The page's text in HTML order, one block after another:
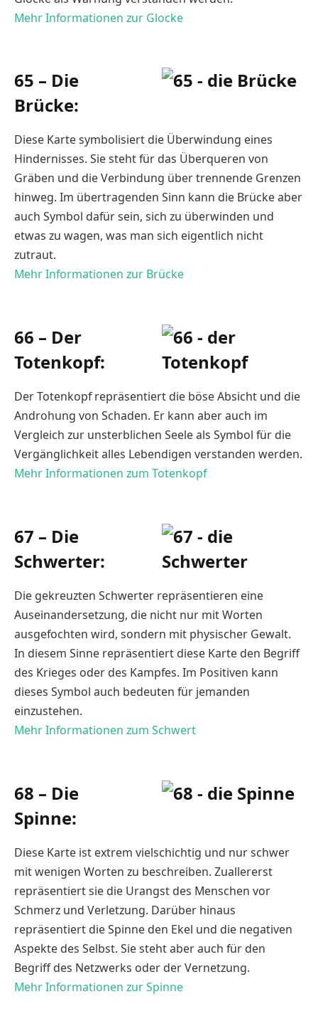
Mehr Informationen zur Glocke
65 – Die
Brücke:
Diese Karte symbolisiert die Überwindung eines
Hindernisses. Sie steht für das Überqueren von
Gräben und die Verbindung über trennende Grenzen
hinweg. Im übertragenden Sinn kann die Brücke aber
auch Symbol dafür sein, sich zu überwinden und
etwas zu wagen, was man sich eigentlich nicht
zutraut.
Mehr Informationen zur Brücke
66 – Der
Totenkopf:
Der Totenkopf repräsentiert die böse Absicht und die
Androhung von Schaden. Er kann aber auch im
Vergleich zur unsterblichen Seele als Symbol für die
Vergänglichkeit alles Lebendigen verstanden werden.
Mehr Informationen zum Totenkopf
67 – Die
Schwerter:
Die gekreuzten Schwerter repräsentieren eine
Auseinandersetzung, die nicht nur mit Worten
ausgefochten wird, sondern mit physischer Gewalt.
In diesem Sinne repräsentiert diese Karte den Begriff
des Krieges oder des Kampfes. Im Positiven kann
dieses Symbol auch bedeuten für jemanden
einzustehen.
Mehr Informationen zum Schwert
68 – Die
Spinne:
Diese Karte ist extrem vielschichtig und nur schwer
mit wenigen Worten zu beschreiben. Zuallererst
repräsentiert sie die Urangst des Menschen vor
Schmerz und Verletzung. Darüber hinaus
repräsentiert die Spinne den Ekel und die negativen
Aspekte des Selbst. Sie steht aber auch für den
Begriff des Netzwerks oder der Vernetzung.
Mehr Informationen zur Spinne